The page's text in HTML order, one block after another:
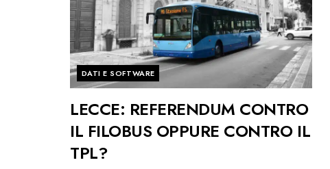
DATI E SOFTWARE
LECCE: REFERENDUM CONTRO
IL FILOBUS OPPURE CONTRO IL
TPL?